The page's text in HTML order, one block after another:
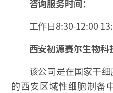
咨询服务时间：
工作日8:30-12:00
西安初源赛尔生物科
该公司是在国家干
的西安区域性细胞制备